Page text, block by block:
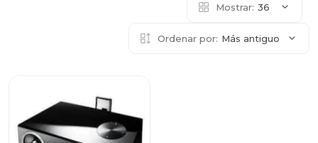
Mostrar: 36
Ordenar por: Más antiguo